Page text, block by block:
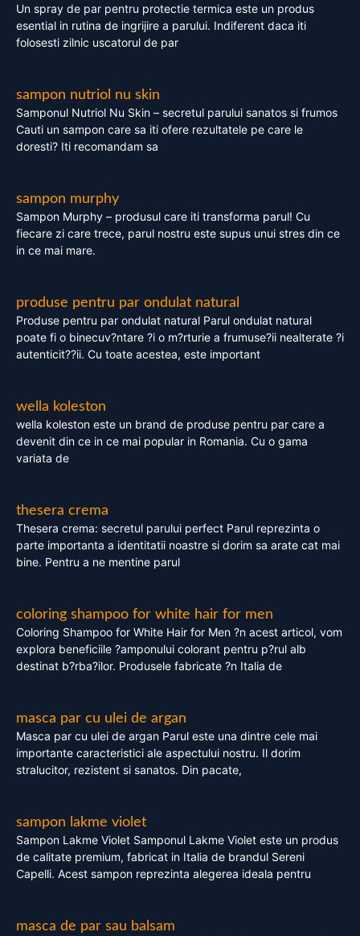
Un spray de par pentru protectie termica este un produs
esential in rutina de ingrijire a parului. Indiferent daca iti
folosesti zilnic uscatorul de par
sampon nutriol nu skin
Samponul Nutriol Nu Skin – secretul parului sanatos si frumos
Cauti un sampon care sa iti ofere rezultatele pe care le
doresti? Iti recomandam sa
sampon murphy
Sampon Murphy – produsul care iti transforma parul! Cu
fiecare zi care trece, parul nostru este supus unui stres din ce
in ce mai mare.
produse pentru par ondulat natural
Produse pentru par ondulat natural Parul ondulat natural
poate fi o binecuv?ntare ?i o m?rturie a frumuse?ii nealterate ?i
autenticit??ii. Cu toate acestea, este important
wella koleston
wella koleston este un brand de produse pentru par care a
devenit din ce in ce mai popular in Romania. Cu o gama
variata de
thesera crema
Thesera crema: secretul parului perfect Parul reprezinta o
parte importanta a identitatii noastre si dorim sa arate cat mai
bine. Pentru a ne mentine parul
coloring shampoo for white hair for men
Coloring Shampoo for White Hair for Men ?n acest articol, vom
explora beneficiile ?amponului colorant pentru p?rul alb
destinat b?rba?ilor. Produsele fabricate ?n Italia de
masca par cu ulei de argan
Masca par cu ulei de argan Parul este una dintre cele mai
importante caracteristici ale aspectului nostru. Il dorim
stralucitor, rezistent si sanatos. Din pacate,
sampon lakme violet
Sampon Lakme Violet Samponul Lakme Violet este un produs
de calitate premium, fabricat in Italia de brandul Sereni
Capelli. Acest sampon reprezinta alegerea ideala pentru
masca de par sau balsam